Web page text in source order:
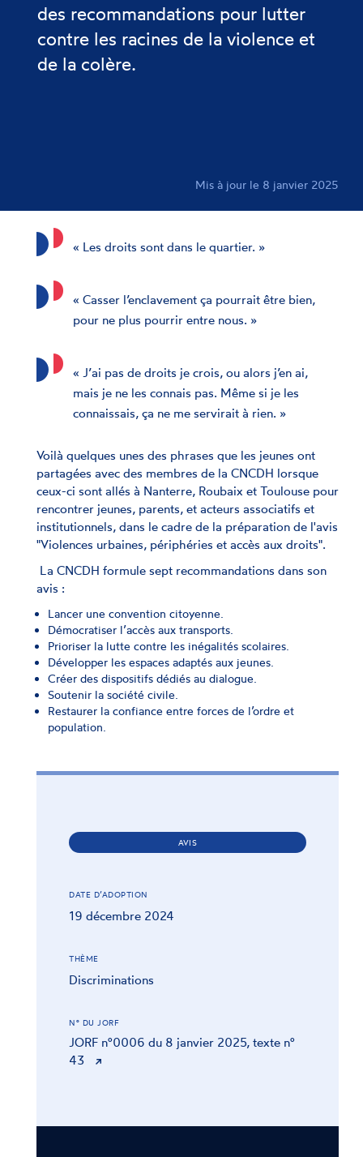
des recommandations pour lutter
contre les racines de la violence et
de la colère.
Mis à jour le 8 janvier 2025
« Les droits sont dans le quartier. »
« Casser l’enclavement ça pourrait être bien,
pour ne plus pourrir entre nous. »
« J’ai pas de droits je crois, ou alors j’en ai,
mais je ne les connais pas. Même si je les
connaissais, ça ne me servirait à rien. »
Voilà quelques unes des phrases que les jeunes ont
partagées avec des membres de la CNCDH lorsque
ceux-ci sont allés à Nanterre, Roubaix et Toulouse pour
rencontrer jeunes, parents, et acteurs associatifs et
institutionnels, dans le cadre de la préparation de l'avis
"Violences urbaines, périphéries et accès aux droits".
La CNCDH formule sept recommandations dans son
avis :
Lancer une convention citoyenne.
Démocratiser l’accès aux transports.
Prioriser la lutte contre les inégalités scolaires.
Développer les espaces adaptés aux jeunes.
Créer des dispositifs dédiés au dialogue.
Soutenir la société civile.
Restaurer la confiance entre forces de l’ordre et
population.
AVIS
DATE D’ADOPTION
19 décembre 2024
THÈME
Discriminations
N° DU JORF
JORF n°0006 du 8 janvier 2025, texte n°
43